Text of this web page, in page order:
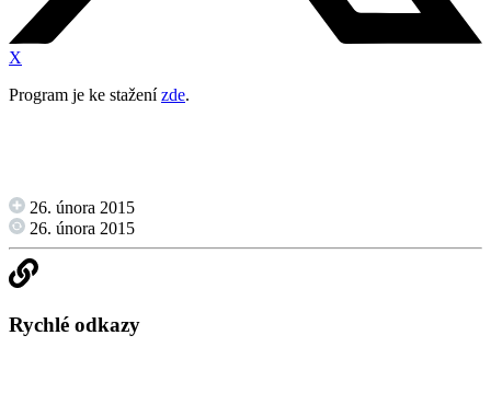
X
Program je ke staženízde.
26. února 2015
26. února 2015
Rychlé odkazy